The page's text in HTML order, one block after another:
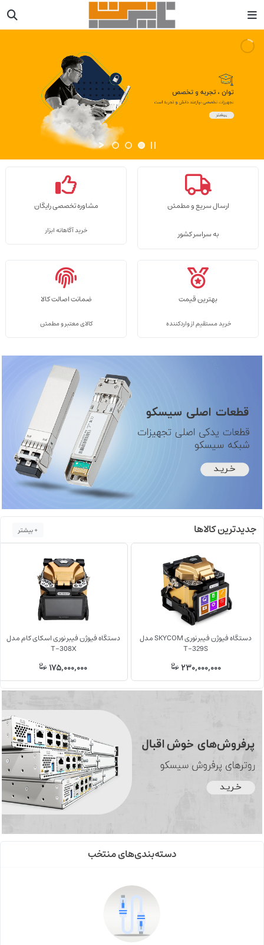
ارسال سریع و مطمئن
به سراسر کشور
مشاوره تخصصی رایگان
خرید آگاهانه ابزار
بهترین قیمت
خرید مستقیم از واردکننده
ضمانت اصالت کالا
کالای معتبر و مطمئن
جدیدترین کالاها + بیشتر
دستگاه فیوژن فیبر نوری SKYCOM مدل
T-329S
230,000,000
دستگاه فیوژن فیبر نوری اسکای کام مدل
T-308X
175,000,000
دسته‌بندی‌های منتخب